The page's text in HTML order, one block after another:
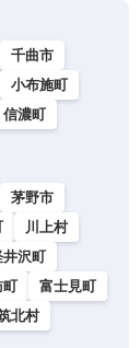
千曲市
小布施町
信濃町
茅野市
川上村
井沢町
町
富士見町
北村